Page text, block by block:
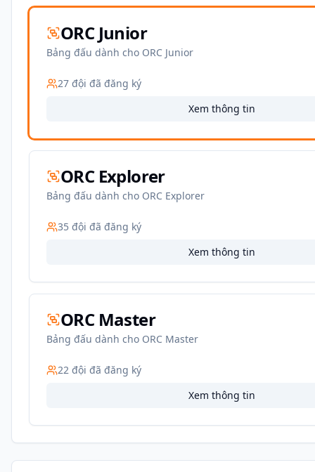
ORC Junior
Bảng đấu dành cho ORC Junior
27 đội đã đăng ký
Xem thông tin
ORC Explorer
Bảng đấu dành cho ORC Explorer
35 đội đã đăng ký
Xem thông tin
ORC Master
Bảng đấu dành cho ORC Master
22 đội đã đăng ký
Xem thông tin